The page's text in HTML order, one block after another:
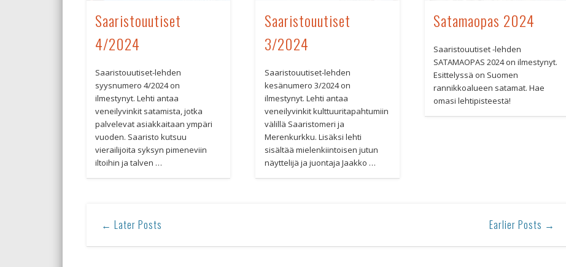
Saaristouutiset
4/2024
Saaristouutiset-lehden
syysnumero 4/2024 on
ilmestynyt. Lehti antaa
veneilyvinkit satamista, jotka
palvelevat asiakkaitaan ympäri
vuoden. Saaristo kutsuu
vierailijoita syksyn pimeneviin
iltoihin ja talven …
Saaristouutiset
3/2024
Saaristouutiset-lehden
kesänumero 3/2024 on
ilmestynyt. Lehti antaa
veneilyvinkit kulttuuritapahtumiin
välillä Saaristomeri ja
Merenkurkku. Lisäksi lehti
sisältää mielenkiintoisen jutun
näyttelijä ja juontaja Jaakko …
Satamaopas 2024
Saaristouutiset -lehden
SATAMAOPAS 2024 on ilmestynyt.
Esittelyssä on Suomen
rannikkoalueen satamat. Hae
omasi lehtipisteestä!
← Later Posts Earlier Posts →